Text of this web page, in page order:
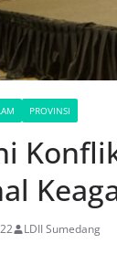
PROVINSI
LDII Sumedang